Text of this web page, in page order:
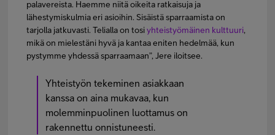
palavereista. Haemme niitä oikeita ratkaisuja ja
lähestymiskulmia eri asioihin. Sisäistä sparraamista on
tarjolla jatkuvasti. Telialla on tosiyhteistyömäinen kulttuuri,
mikä on mielestäni hyvä ja kantaa eniten hedelmää, kun
pystymme yhdessä sparraamaan”, Jere iloitsee.
Yhteistyön tekeminen asiakkaan
kanssa on aina mukavaa, kun
molemminpuolinen luottamus on
rakennettu onnistuneesti.